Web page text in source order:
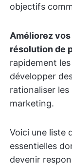
objectifs
Améliorez
résolution de
rapidement
développer
rationaliser
marketing.
Voici une liste
essentielles
devenir